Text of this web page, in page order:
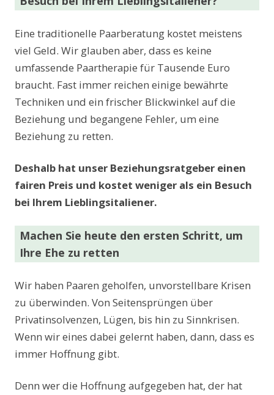
Eine traditionelle Paarberatung kostet meistens
viel Geld. Wir glauben aber, dass es keine
umfassende Paartherapie für Tausende Euro
braucht. Fast immer reichen einige bewährte
Techniken und ein frischer Blickwinkel auf die
Beziehung und begangene Fehler, um eine
Beziehung zu retten.
Deshalb hat unser Beziehungsratgeber einen
fairen Preis und kostet weniger als ein Besuch
bei Ihrem Lieblingsitaliener.
Machen Sie heute den ersten Schritt, um
Ihre Ehe zu retten
Wir haben Paaren geholfen, unvorstellbare Krisen
zu überwinden. Von Seitensprüngen über
Privatinsolvenzen, Lügen, bis hin zu Sinnkrisen.
Wenn wir eines dabei gelernt haben, dann, dass es
immer Hoffnung gibt.
Denn wer die Hoffnung aufgegeben hat, der hat